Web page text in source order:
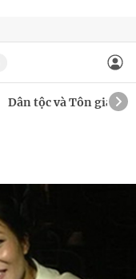
Dân tộc và Tôn giáo